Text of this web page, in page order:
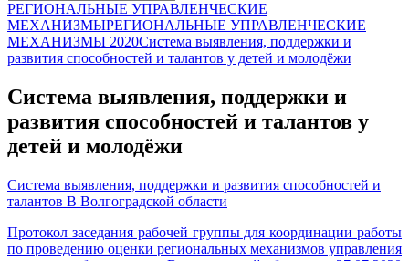
РЕГИОНАЛЬНЫЕ УПРАВЛЕНЧЕСКИЕ
МЕХАНИЗМЫРЕГИОНАЛЬНЫЕ УПРАВЛЕНЧЕСКИЕ
МЕХАНИЗМЫ 2020Система выявления, поддержки и
развития способностей и талантов у детей и молодёжи
Система выявления, поддержки и
развития способностей и талантов у
детей и молодёжи
Система выявления, поддержки и развития способностей и
талантов В Волгоградской области
Протокол заседания рабочей группы для координации работы
по проведению оценки региональных механизмов управления